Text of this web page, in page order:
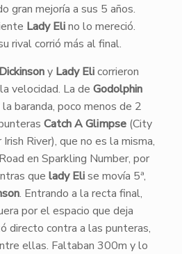
gran mejoría a sus 5 años.
Lady Elino lo mereció.
rival corrió más al final.
Dickinsony Lady Elicorrieron
velocidad. La de Godolphin
baranda, poco menos de 2
Catch A Glimpse(City
River), que no es la misma,
en Sparkling Number, por
que lady Elise movía 5ª,
. Entrando a la recta final,
por el espacio que deja
directo contra a las punteras,
ellas. Faltaban 300m y lo